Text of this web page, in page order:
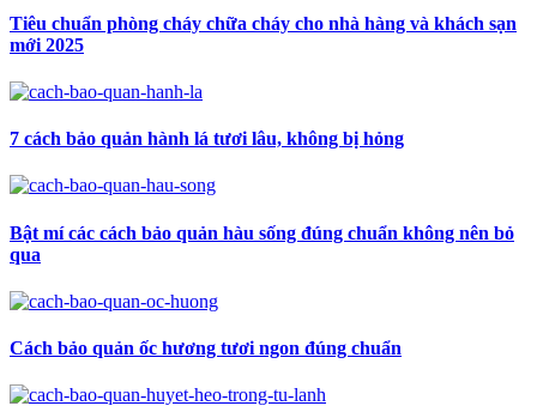
Tiêu chuẩn phòng cháy chữa cháy cho nhà hàng và khách sạn
mới 2025
7 cách bảo quản hành lá tươi lâu, không bị hỏng
Bật mí các cách bảo quản hàu sống đúng chuẩn không nên bỏ
qua
Cách bảo quản ốc hương tươi ngon đúng chuẩn